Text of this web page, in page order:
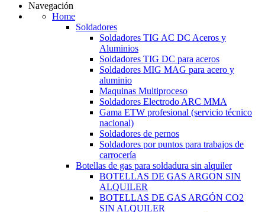
Navegación
Home
Soldadores
Soldadores TIG AC DC Aceros y
Aluminios
Soldadores TIG DC para aceros
Soldadores MIG MAG para acero y
aluminio
Maquinas Multiproceso
Soldadores Electrodo ARC MMA
Gama ETW profesional (servicio técnico
nacional)
Soldadores de pernos
Soldadores por puntos para trabajos de
carrocería
Botellas de gas para soldadura sin alquiler
BOTELLAS DE GAS ARGON SIN
ALQUILER
BOTELLAS DE GAS ARGÓN CO2
SIN ALQUILER